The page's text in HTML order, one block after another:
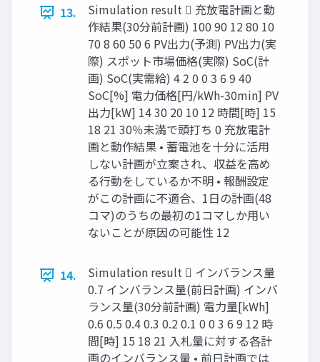
13.
Simulation result  充放電計画と動
作結果(30分前計画) 100 90 12 80 10
70 8 60 50 6 PV出力(予測) PV出力(実
際) スポット市場価格(実際) SoC(計
画) SoC(実需給) 4 2 0 0 3 6 9 40
SoC[%] 電力価格[円/kWh-30min] PV
出力[kW] 14 30 20 10 12 時間[時] 15
18 21 30％未満で頭打ち 0 充放電計
画と動作結果 • 蓄電池を十分に活用
しない計画が立案され、収益を高め
る行動をしているか不明 • 報酬設定
がこの計画に不適合、1日の計画(48
コマ)のうちの最初の1コマしか用い
ないことが原因の可能性 12
14.
Simulation result  インバランス量
0.7 インバランス量(前日計画) インバ
ランス量(30分前計画) 電力量[kWh]
0.6 0.5 0.4 0.3 0.2 0.1 0 0 3 6 9 12 時
間[時] 15 18 21 入札量に対する各計
画のインバランス量 • 前日計画では